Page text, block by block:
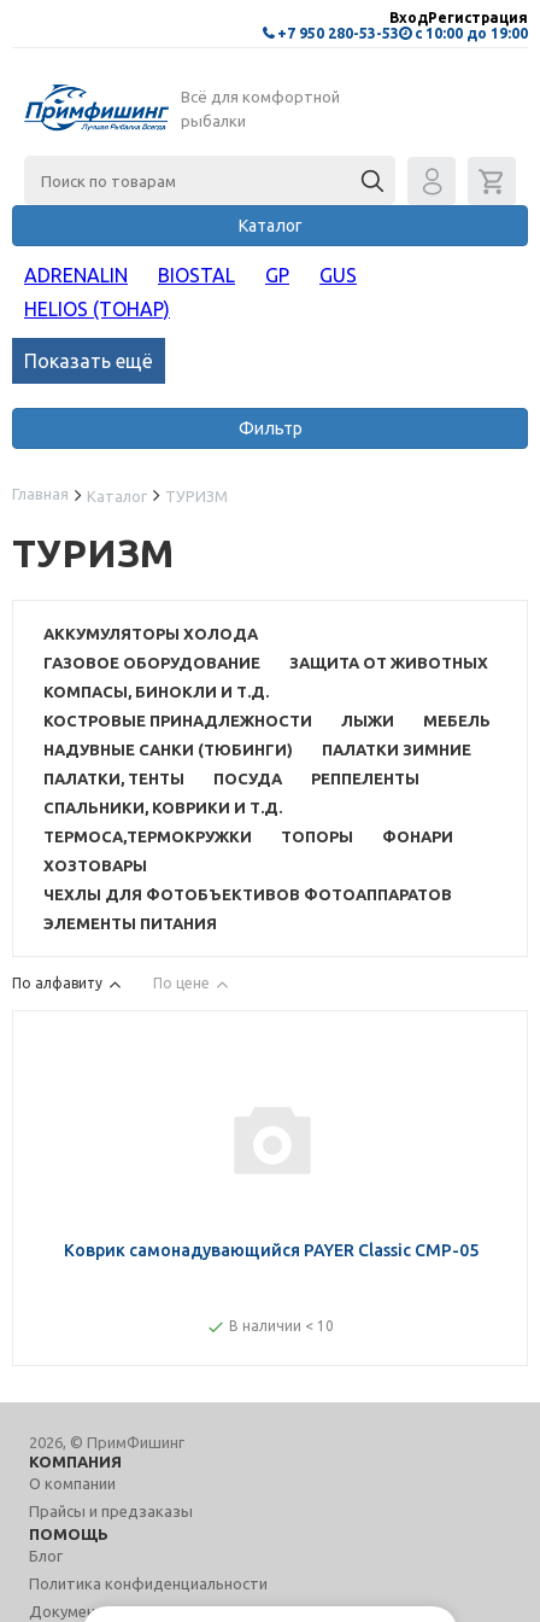
+7 950 280-53-53 с 10:00 до 19:00
ВходРегистрация
Всё для комфортной
рыбалки
Каталог
ADRENALIN BIOSTAL GP
GUS
HELIOS (ТОНАР)
Показать ещё
Фильтр
Главная Каталог ТУРИЗМ
ТУРИЗМ
АККУМУЛЯТОРЫ ХОЛОДА
ГАЗОВОЕ ОБОРУДОВАНИЕ
ЗАЩИТА ОТ ЖИВОТНЫХ
КОМПАСЫ, БИНОКЛИ И Т.Д.
КОСТРОВЫЕ ПРИНАДЛЕЖНОСТИ
ЛЫЖИ
МЕБЕЛЬ
НАДУВНЫЕ САНКИ (ТЮБИНГИ)
ПАЛАТКИ ЗИМНИЕ
ПАЛАТКИ, ТЕНТЫ
ПОСУДА
РЕППЕЛЕНТЫ
СПАЛЬНИКИ, КОВРИКИ И Т.Д.
ТЕРМОСА,ТЕРМОКРУЖКИ
ТОПОРЫ
ФОНАРИ
ХОЗТОВАРЫ
ЧЕХЛЫ ДЛЯ ФОТОБЪЕКТИВОВ ФОТОАППАРАТОВ
ЭЛЕМЕНТЫ ПИТАНИЯ
По алфавиту По цене
Коврик самонадувающийся PAYER Classic CMP-05
В наличии < 10
2026, © ПримФишинг
КОМПАНИЯ
О компании
Прайсы и предзаказы
ПОМОЩЬ
Блог
Политика конфиденциальности
Документы